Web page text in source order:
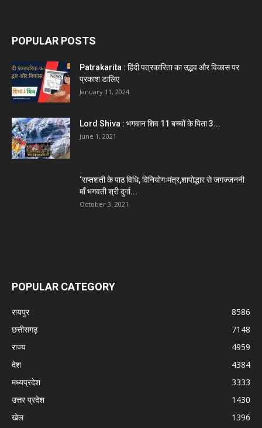
POPULAR POSTS
Patrakarita : हिंदी पत्रकारिता का उद्भव और विकास पर
प्रकाश डालिए
January 11, 2024
Lord Shiva : भगवान शिव 11 बच्चों के पिता 3...
June 1, 2021
‘सप्तशती के पाठ विधि, विनियोगःमंत्र,शापोद्धार से जगज्जननी
माँ भगवती श्री दुर्गा...
October 3, 2021
POPULAR CATEGORY
रायपुर
8586
छत्तीसगढ़
7148
राज्य
4959
देश
4384
मध्यप्रदेश
3333
उत्तर प्रदेश
1430
खेल
1396